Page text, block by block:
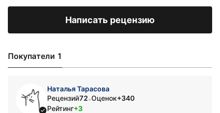
Написать рецензию
Покупатели 1
Наталья Тарасова
Рецензий72•Оценок+340
Рейтинг+3